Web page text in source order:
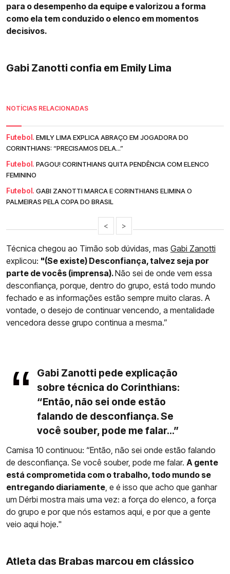
para o desempenho da equipe e valorizou a forma
como ela tem conduzido o elenco em momentos
decisivos.
Gabi Zanotti confia em Emily Lima
NOTÍCIAS RELACIONADAS
Futebol. EMILY LIMA EXPLICA ABRAÇO EM JOGADORA DO
CORINTHIANS: “PRECISAMOS DELA...”
Futebol. PAGOU! CORINTHIANS QUITA PENDÊNCIA COM ELENCO
FEMININO
Futebol. GABI ZANOTTI MARCA E CORINTHIANS ELIMINA O
PALMEIRAS PELA COPA DO BRASIL
< >
Técnica chegou ao Timão sob dúvidas, mas Gabi Zanotti
explicou: "(Se existe) Desconfiança, talvez seja por
parte de vocês (imprensa).Não sei de onde vem essa
desconfiança, porque, dentro do grupo, está todo mundo
fechado e as informações estão sempre muito claras. A
vontade, o desejo de continuar vencendo, a mentalidade
vencedora desse grupo continua a mesma.”
Gabi Zanotti pede explicação
sobre técnica do Corinthians:
“Então, não sei onde estão
falando de desconfiança. Se
você souber, pode me falar...”
Camisa 10 continuou: “Então, não sei onde estão falando
de desconfiança. Se você souber, pode me falar. A gente
está comprometida com o trabalho, todo mundo se
entregando diariamente , e é isso que acho que ganhar
um Dérbi mostra mais uma vez: a força do elenco, a força
do grupo e por que nós estamos aqui, e por que a gente
veio aqui hoje."
Atleta das Brabas marcou em clássico